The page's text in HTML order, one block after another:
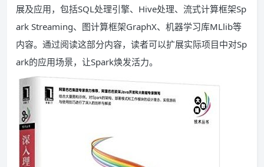
展及应用，包括SQL处理引擎、Hive处理、流式计算框架Sp
ark Streaming、图计算框架GraphX、机器学习库MLlib等
内容。通过阅读这部分内容，读者可以扩展实际项目中对Sp
ark的应用场景，让Spark焕发活力。